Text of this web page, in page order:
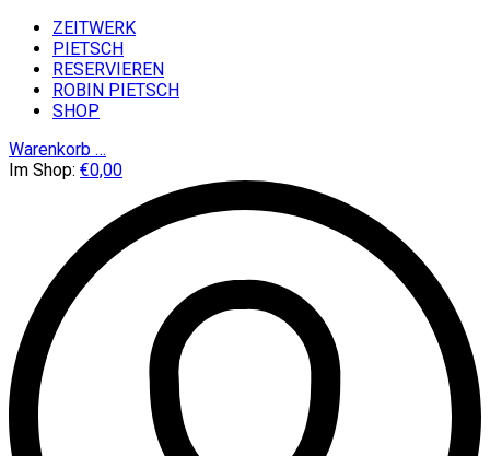
ZEITWERK
PIETSCH
RESERVIEREN
ROBIN PIETSCH
SHOP
Warenkorb …
Im Shop: €0,00